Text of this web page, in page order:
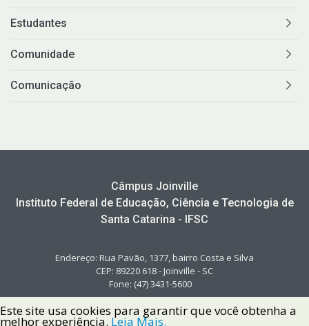
Estudantes
Comunidade
Comunicação
Câmpus Joinville
Instituto Federal de Educação, Ciência e Tecnologia de
Santa Catarina - IFSC
Endereço: Rua Pavão, 1377, bairro Costa e Silva
CEP: 89220 618 - Joinville - SC
Fone: (47) 3431-5600
Este site usa cookies para garantir que você obtenha a
melhor experiência. Leia Mais.